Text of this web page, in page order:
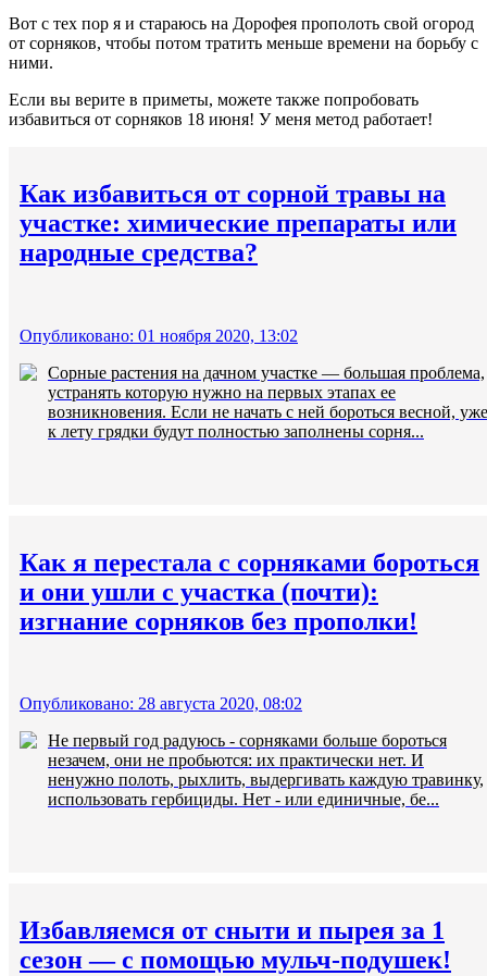
Вот с тех пор я и стараюсь на Дорофея прополоть свой огород
от сорняков, чтобы потом тратить меньше времени на борьбу с
ними.
Если вы верите в приметы, можете также попробовать
избавиться от сорняков 18 июня! У меня метод работает!
Как избавиться от сорной травы на
участке: химические препараты или
народные средства?
Опубликовано: 01 ноября 2020, 13:02
Сорные растения на дачном участке — большая проблема,
устранять которую нужно на первых этапах ее
возникновения. Если не начать с ней бороться весной, уже
к лету грядки будут полностью заполнены сорня...
Как я перестала с сорняками бороться
и они ушли с участка (почти):
изгнание сорняков без прополки!
Опубликовано: 28 августа 2020, 08:02
Не первый год радуюсь - сорняками больше бороться
незачем, они не пробьются: их практически нет. И
ненужно полоть, рыхлить, выдергивать каждую травинку,
использовать гербициды. Нет - или единичные, бе...
Избавляемся от сныти и пырея за 1
сезон — с помощью мульч-подушек!